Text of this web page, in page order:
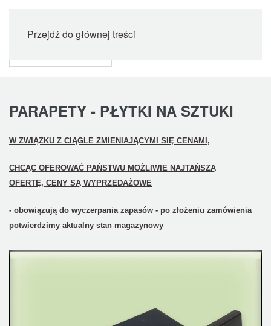
Przejdź do głównej treści
PARAPETY - PŁYTKI NA SZTUKI
W ZWIĄZKU Z CIĄGLE ZMIENIAJĄCYMI SIĘ CENAMI,
CHCĄC OFEROWAĆ PAŃSTWU MOŻLIWIE NAJTAŃSZĄ
OFERTĘ, CENY SĄ WYPRZEDAŻOWE
- obowiązują do wyczerpania zapasów - po złożeniu zamówienia
potwierdzimy aktualny stan magazynowy